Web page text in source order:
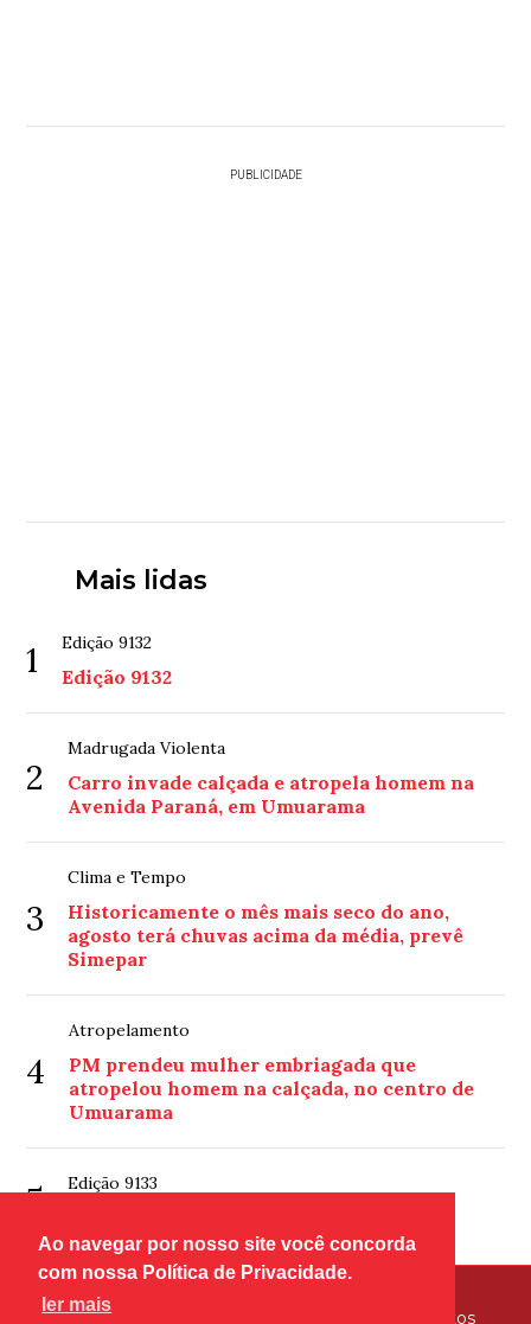
Ao navegar por nosso site você concorda
com nossa Política de Privacidade.
ler mais
PUBLICIDADE
Mais lidas
1 Edição 9132
Edição 9132
2
Madrugada Violenta
Carro invade calçada e atropela homem na
Avenida Paraná, em Umuarama
3
Clima e Tempo
Historicamente o mês mais seco do ano,
agosto terá chuvas acima da média, prevê
Simepar
4
Atropelamento
PM prendeu mulher embriagada que
atropelou homem na calçada, no centro de
Umuarama
5 Edição 9133
© Copyright 2026 - Tribuna Hoje - Todos os direitos